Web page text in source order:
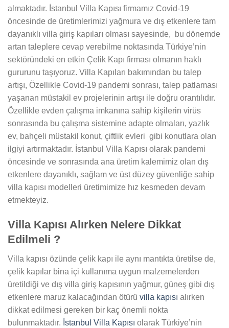
almaktadır. İstanbul Villa Kapısı firmamız Covid-19
öncesinde de üretimlerimizi yağmura ve dış etkenlere tam
dayanıklı villa giriş kapıları olması sayesinde, bu dönemde
artan taleplere cevap verebilme noktasında Türkiye’nin
sektöründeki en etkin Çelik Kapı firması olmanın haklı
gururunu taşıyoruz. Villa Kapıları bakımından bu talep
artışı, Özellikle Covid-19 pandemi sonrası, talep patlaması
yaşanan müstakil ev projelerinin artışı ile doğru orantılıdır.
Özellikle evden çalışma imkanına sahip kişilerin virüs
sonrasında bu çalışma sistemine adapte olmaları, yazlık
ev, bahçeli müstakil konut, çiftlik evleri gibi konutlara olan
ilgiyi artırmaktadır. İstanbul Villa Kapısı olarak pandemi
öncesinde ve sonrasında ana üretim kalemimiz olan dış
etkenlere dayanıklı, sağlam ve üst düzey güvenliğe sahip
villa kapısı modelleri üretimimize hız kesmeden devam
etmekteyiz.
Villa Kapısı Alırken Nelere Dikkat
Edilmeli ?
Villa kapısı özünde çelik kapı ile aynı mantıkta üretilse de,
çelik kapılar bina içi kullanıma uygun malzemelerden
üretildiği ve dış villa giriş kapısının yağmur, güneş gibi dış
etkenlere maruz kalacağından ötürü villa kapısı alırken
dikkat edilmesi gereken bir kaç önemli nokta
bulunmaktadır. İstanbul Villa Kapısı olarak Türkiye’nin